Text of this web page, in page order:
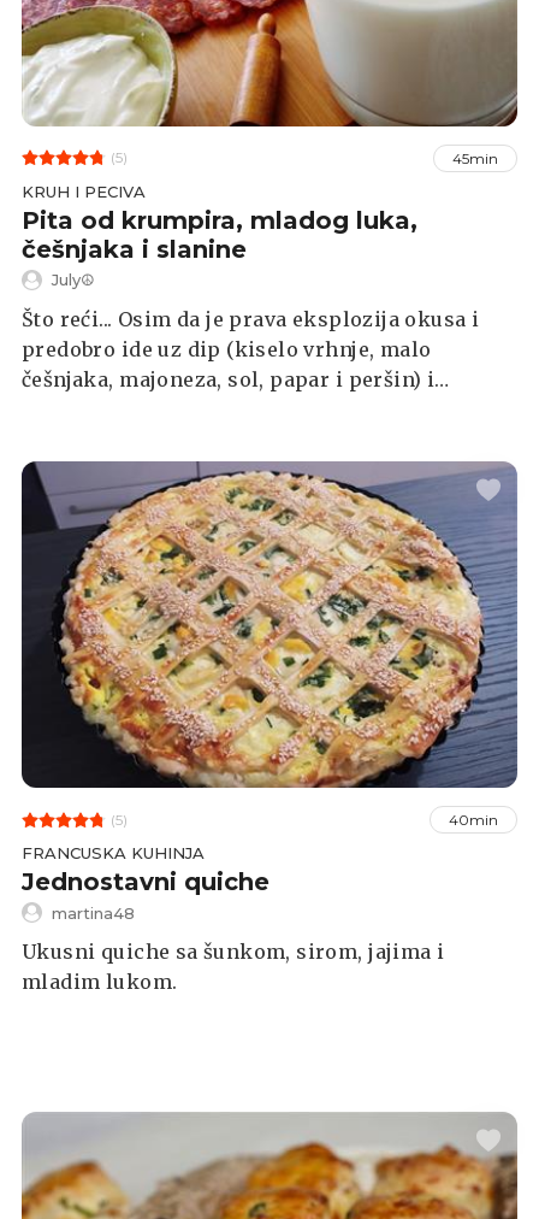
(5) 45min
KRUH I PECIVA
Pita od krumpira, mladog luka,
češnjaka i slanine
July☮
Što reći... Osim da je prava eksplozija okusa i
predobro ide uz dip (kiselo vrhnje, malo
češnjaka, majoneza, sol, papar i peršin) i
(5) 40min
FRANCUSKA KUHINJA
Jednostavni quiche
martina48
Ukusni quiche sa šunkom, sirom, jajima i
mladim lukom.